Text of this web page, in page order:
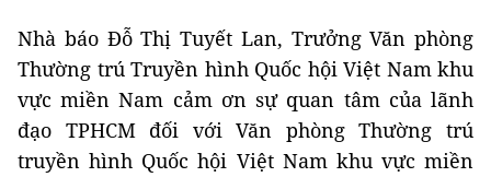
Nhà báo Đỗ Thị Tuyết Lan, Trưởng Văn phòng
Thường trú Truyền hình Quốc hội Việt Nam khu
vực miền Nam cảm ơn sự quan tâm của lãnh
đạo TPHCM đối với Văn phòng Thường trú
truyền hình Quốc hội Việt Nam khu vực miền